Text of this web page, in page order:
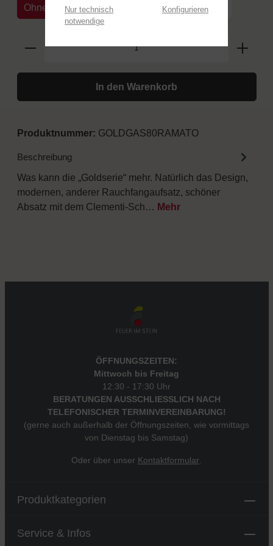
Ohne Untergestell Mit Untergestell Carrello
In den Warenkorb
Produktnummer: GOLDGAS80RAMATO
Beschreibung
Was kann die „Goldserie“ mehr. Natürlich das Design,
modernen, anderer Rauchfangaufsatz, schöner
Absatz mit dem Clementi-Sch… Mehr
ÖFFNUNGSZEITEN:
Mittwoch bis Freitag
12:30 - 17:30 Uhr
BERATUNGEN AUSSCHLIESSLICH NACH
TELEFONISCHER TERMINVEREINBARUNG!
(gerne auch außerhalb der Öffnungszeiten, wie vormittags
von Dienstag bis Samstag)
Oder über unser Kontaktformular
Produktkategorien
Service & Infos
Nur technisch
notwendige
Konfigurieren